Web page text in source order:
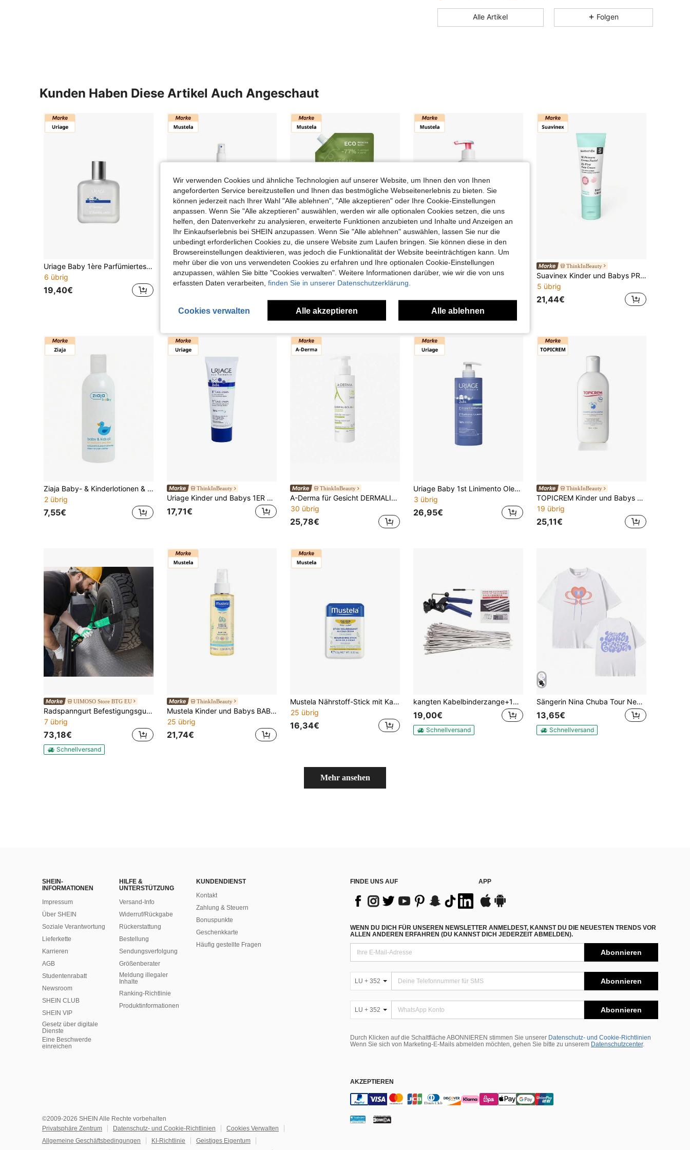
4,86
6.3K
Alle Artikel Folgen
Kunden Haben Diese Artikel Auch Angeschaut
Uriage Baby 1ère Parfümiertes Wasser 50ml (1.69fl Oz) - Parfümiertes Wasser für die Hautpflege, hypoallergen, Uriage Thermalwasser, zarter Duft, für empfindliche Haut, Verpackung, Dermokosmetik
6 übrig
19,40€
Unineed EU
Mustela - Haarstyler & Hautauffrischer (200ml)
10 übrig
Viele Stammkunden
ThinkInBeauty
Mustela Kinder und Babys Nachfüllpackung für BIO-Gel-Shampoo
23,25€
BEAUTY EXPLOTION ThinkInBeauty
Suavinex Kinder und Babys PRIMERA CREMA facial
5 übrig
21,44€
Ziaja Baby- & Kinderlotionen & -öle
2 übrig
7,55€
ThinkInBeauty
Uriage Kinder und Babys 1ER cold cream tratamiento hidratante
17,71€
ThinkInBeauty
A-Derma für Gesicht DERMALIBOUR+ Cica-Reinigungsgel
30 übrig
25,78€
Uriage Baby 1st Linimento Oleotermal 500ml (16.91fl Oz) - Linimento für Babys, Reinigungsprodukt für den Windelbereich, Uriage Thermalwasser, Meadowfoam-Öl, Glycerin, Vitamin E, Dermokosmetik
3 übrig
26,95€
ThinkInBeauty
TOPICREM Kinder und Babys DS+ BABY Milchschorf-Shampoo
19 übrig
25,11€
UIMOSO Store BTG EU
Radspanngurt Befestigungsgurt Set (50,8 x 3048 mm) mit Hochleistungshaken & O-Ring & 4540 kg Zugfestigkeit & 1512 kg Tragfähigkeit, Motorrad-Spannsystem Radsicherungsgurt Reifengurt
7 übrig
73,18€
Schnellversand
ThinkInBeauty
Mustela Kinder und Babys BABY-KIND-Massageöl
25 übrig
21,74€
Mustela Nährstoff-Stick mit Kaltcreme 9,2g (0,32oz) - Feuchtigkeit, Windschutz
25 übrig
16,34€
kangten Kabelbinderzange+100 Stück Edelstahl Kabelbinder Kabel Binder Set 205mm x 4,6mm
19,00€
Schnellversand
Sängerin Nina Chuba Tour Neues Album 2026 Cover T-Shirt für Männer und Frauen, Modische Pop-Musik T-Shirts, Hochwertige Baumwoll-T-Shirts Y2K
13,65€
Schnellversand
Mehr ansehen
SHEIN-
INFORMATIONEN
Impressum
Über SHEIN
Soziale Verantwortung
Lieferkette
Karrieren
AGB
Studentenrabatt
Newsroom
SHEIN CLUB
SHEIN VIP
Gesetz über digitale
Dienste
Eine Beschwerde
einreichen
HILFE &
UNTERSTÜTZUNG
Versand-Info
Widerruf/Rückgabe
Rückerstattung
Bestellung
Sendungsverfolgung
Größenberater
Meldung illegaler
Inhalte
Ranking-Richtlinie
​Produktinformationen
KUNDENDIENST
Kontakt
Zahlung & Steuern
Bonuspunkte
Geschenkkarte
Häufig gestellte Fragen
FINDE UNS AUF APP
WENN DU DICH FÜR UNSEREN NEWSLETTER ANMELDEST, KANNST DU DIE NEUESTEN TRENDS VOR
ALLEN ANDEREN ERFAHREN (DU KANNST DICH JEDERZEIT ABMELDEN).
Abonnieren
LU + 352 Abonnieren
LU + 352 Abonnieren
Durch Klicken auf die Schaltfläche ABONNIEREN stimmen Sie unserer Datenschutz- und Cookie-Richtlinien
Wenn Sie sich von Marketing-E-Mails abmelden möchten, gehen Sie bitte zu unserem Datenschutzcenter.
AKZEPTIEREN
©2009-2026 SHEIN Alle Rechte vorbehalten
Privatsphäre Zentrum
Datenschutz- und Cookie-Richtlinien
Cookies Verwalten
Allgemeine Geschäftsbedingungen
KI-Richtlinie
Geistiges Eigentum
Wir verwenden Cookies und ähnliche Technologien auf unserer Website, um Ihnen den von Ihnen
angeforderten Service bereitzustellen und Ihnen das bestmögliche Webseitenerlebnis zu bieten. Sie
können jederzeit nach Ihrer Wahl "Alle ablehnen", "Alle akzeptieren" oder Ihre Cookie-Einstellungen
anpassen. Wenn Sie "Alle akzeptieren" auswählen, werden wir alle optionalen Cookies setzen, die uns
helfen, den Datenverkehr zu analysieren, erweiterte Funktionen anzubieten und Inhalte und Anzeigen an
Ihr Einkaufserlebnis bei SHEIN anzupassen. Wenn Sie "Alle ablehnen" auswählen, lassen Sie nur die
unbedingt erforderlichen Cookies zu, die unsere Website zum Laufen bringen. Sie können diese in den
Browsereinstellungen deaktivieren, was jedoch die Funktionalität der Website beeinträchtigen kann. Um
mehr über die von uns verwendeten Cookies zu erfahren und Ihre optionalen Cookie-Einstellungen
anzupassen, wählen Sie bitte "Cookies verwalten". Weitere Informationen darüber, wie wir die von uns
erfassten Daten verarbeiten, finden Sie in unserer Datenschutzerklärung.
Cookies verwalten Alle akzeptieren Alle ablehnen